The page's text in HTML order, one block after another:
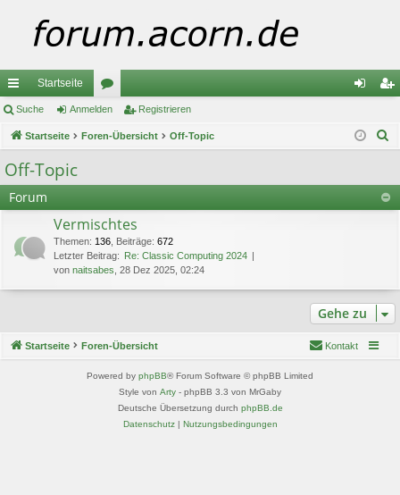
ch
ne
llz
ug
Startseite
or
en m ist
re
Suche Anmelden Registrieren
Startseite Foren-Übersicht Off-Topic
e
Off-Topic
Forum
Vermischtes
Themen: 136 Beiträge: 672
Letzter Beitrag: Re: Classic Computing 2024
von naitsabes , 28 Dez 2025, 02:24
Gehe zu
Startseite Foren-Übersicht Kontakt
Powered by phpBB® Forum Software © phpBB Limited
Style von Arty - phpBB 3.3 von MrGaby
Deutsche Übersetzung durch phpBB.de
Datenschutz| Nutzungsbedingungen